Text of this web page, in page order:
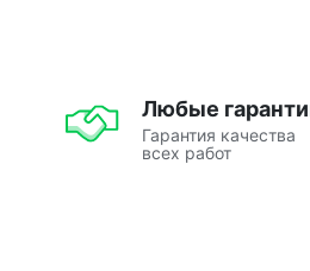
Любые
Гарантия качества
всех работ